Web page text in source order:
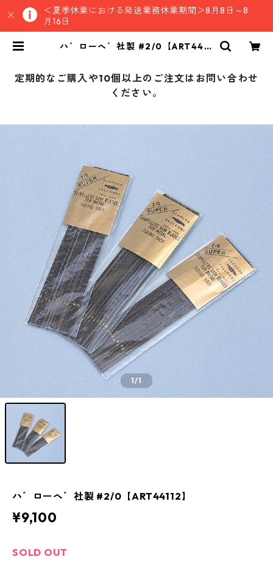
＜夏季休業における発送業務休業期間＞8月8日～8
月16日
ハ゛ローヘ゛社製 #2/0【ART4411
定期的なご購入や10個以上のご注文はお問い合わせ
ください。
1/1
ハ゛ローヘ゛社製 #2/0【ART44112】
¥9,100
SOLD OUT